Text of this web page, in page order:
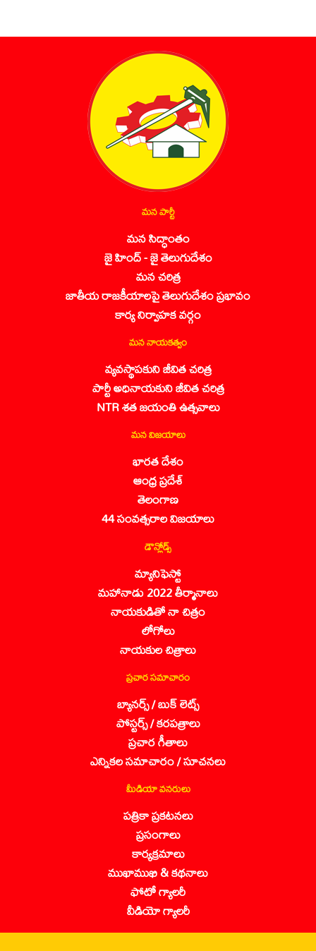
మన పార్టీ
మన సిద్ధాంతం
జై హింద్ - జై తెలుగుదేశం
మన చరిత్ర
జాతీయ రాజకీయాలపై తెలుగుదేశం ప్రభావం
కార్య నిర్వాహక వర్గం
మన నాయకత్వం
వ్యవస్థాపకుని జీవిత చరిత్ర
పార్టీ అధినాయకుని జీవిత చరిత్ర
NTR శత జయంతి ఉత్సవాలు
మన విజయాలు
భారత దేశం
ఆంధ్ర ప్రదేశ్
తెలంగాణ
44 సంవత్సరాల విజయాలు
డౌన్లోడ్స్
మ్యానిఫెస్టో
మహానాడు 2022 తీర్మానాలు
నాయకుడితో నా చిత్రం
లోగోలు
నాయకుల చిత్రాలు
ప్రచార సమాచారం
బ్యానర్స్ / బుక్ లెట్స్
పోస్టర్స్ / కరపత్రాలు
ప్రచార గీతాలు
ఎన్నికల సమాచారం / సూచనలు
మీడియా వనరులు
పత్రికా ప్రకటనలు
ప్రసంగాలు
కార్యక్రమాలు
ముఖాముఖి & కథనాలు
ఫోటో గ్యాలరీ
వీడియో గ్యాలరీ